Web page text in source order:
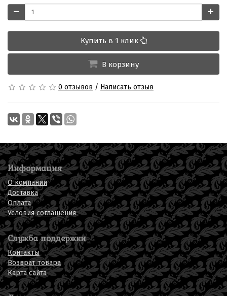
Купить в 1 клик
В корзину
0 отзывов / Написать отзыв
Информация
О компании
Доставка
Оплата
Условия соглашения
Служба поддержки
Контакты
Возврат товара
Карта сайта